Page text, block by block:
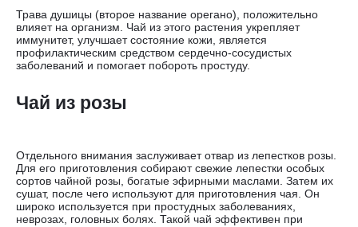
Трава душицы (второе название орегано), положительно
влияет на организм. Чай из этого растения укрепляет
иммунитет, улучшает состояние кожи, является
профилактическим средством сердечно-сосудистых
заболеваний и помогает побороть простуду.
Чай из розы
Отдельного внимания заслуживает отвар из лепестков розы.
Для его приготовления собирают свежие лепестки особых
сортов чайной розы, богатые эфирными маслами. Затем их
сушат, после чего используют для приготовления чая. Он
широко используется при простудных заболеваниях,
неврозах, головных болях. Такой чай эффективен при